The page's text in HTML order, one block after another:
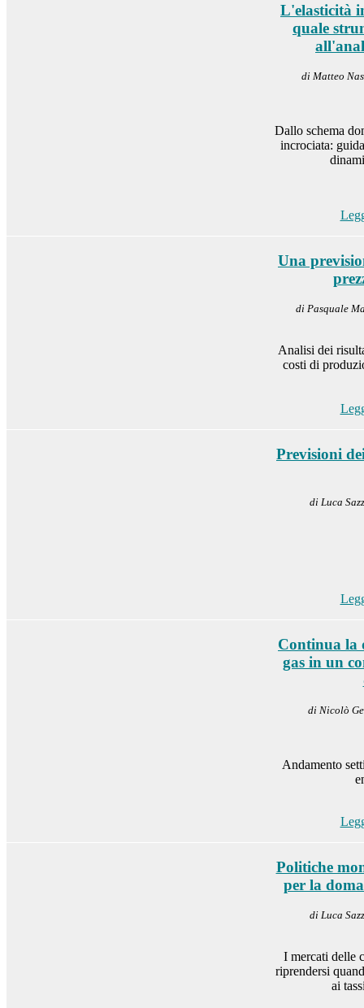
L'elasticità
quale
di Matteo
Dallo schema
incrociata:
Una
di Pasquale
Analisi dei
costi di
Previsioni
di Luca
Continua la
gas in un
di Nicolò
Andamento
Politiche
per la
di Luca
I mercati delle
riprendersi
ai